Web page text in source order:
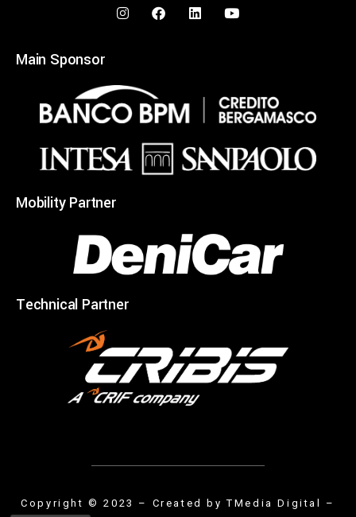
Main Sponsor
Mobility Partner
Technical Partner
Copyright © 2023 – Created byTMedia Digital –